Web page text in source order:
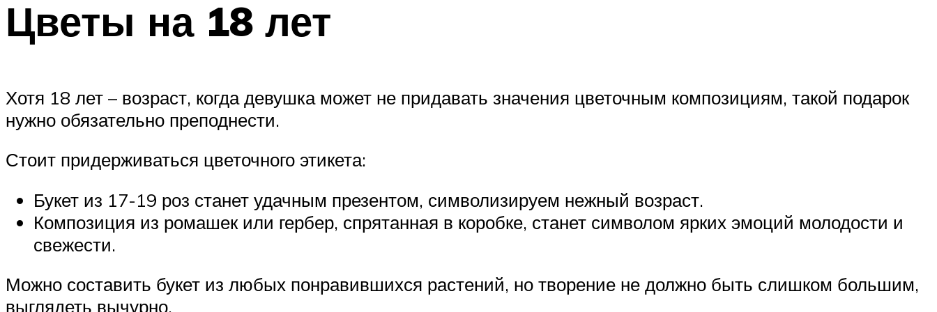
Цветы на 18 лет
Хотя 18 лет – возраст, когда девушка может не придавать значения цветочным композициям, такой подарок
нужно обязательно преподнести.
Стоит придерживаться цветочного этикета:
Букет из 17-19 роз станет удачным презентом, символизируем нежный возраст.
Композиция из ромашек или гербер, спрятанная в коробке, станет символом ярких эмоций молодости и
свежести.
Можно составить букет из любых понравившихся растений, но творение не должно быть слишком большим,
выглядеть вычурно.